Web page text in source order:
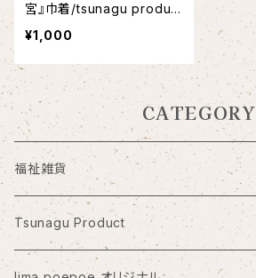
宮』巾着/tsunagu produc
t/日本一の夜景/北九州お土
産/
¥1,000
CATEGORY
福祉雑貨
PICFA
Tsunagu Product